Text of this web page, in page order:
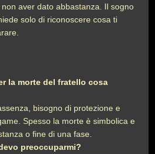
aver dato abbastanza. Il sogno
solo di riconoscere cosa ti
la morte del fratello cosa
bisogno di protezione e
Spesso la morte è simbolica e
o fine di una fase.
preoccuparmi?